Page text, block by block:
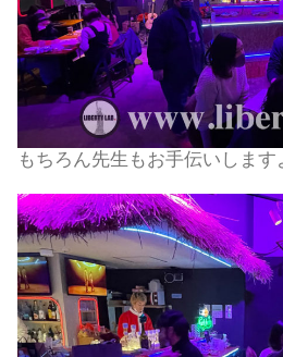
もちろん先生もお手伝いします